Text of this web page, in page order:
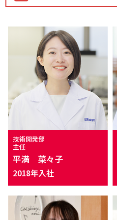
技術開発部
主任
平満 菜々子
2018年入社